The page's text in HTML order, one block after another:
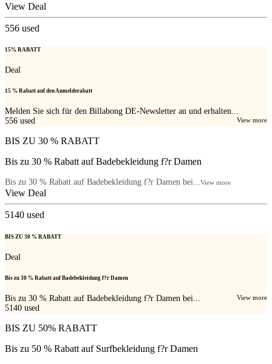
View Deal
556 used
15% RABATT
Deal
15 % Rabatt auf den Anmelderabatt
Melden Sie sich für den Billabong DE-Newsletter an und erhalten...
View more
556 used
BIS ZU 30 % RABATT
Bis zu 30 % Rabatt auf Badebekleidung f?r Damen
Bis zu 30 % Rabatt auf Badebekleidung f?r Damen bei...View more
View Deal
5140 used
BIS ZU 30 % RABATT
Deal
Bis zu 30 % Rabatt auf Badebekleidung f?r Damen
Bis zu 30 % Rabatt auf Badebekleidung f?r Damen bei... View more
5140 used
BIS ZU 50% RABATT
Bis zu 50 % Rabatt auf Surfbekleidung f?r Damen